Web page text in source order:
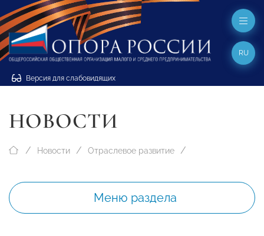
Версия для слабовидящих
RU
НОВОСТИ
Новости Отраслевое развитие
Меню раздела